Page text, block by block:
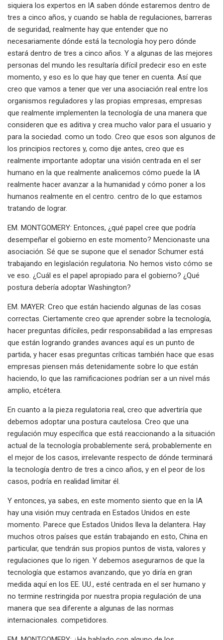
siquiera los expertos en IA saben dónde estaremos dentro de
tres a cinco años, y cuando se habla de regulaciones, barreras
de seguridad, realmente hay que entender que no
necesariamente dónde está la tecnología hoy pero dónde
estará dentro de tres a cinco años. Y a algunas de las mejores
personas del mundo les resultaría difícil predecir eso en este
momento, y eso es lo que hay que tener en cuenta. Así que
creo que vamos a tener que ver una asociación real entre los
organismos reguladores y las propias empresas, empresas
que realmente implementen la tecnología de una manera que
consideren que es aditiva y crea mucho valor para el usuario y
para la sociedad. como un todo. Creo que esos son algunos de
los principios rectores y, como dije antes, creo que es
realmente importante adoptar una visión centrada en el ser
humano en la que realmente analicemos cómo puede la IA
realmente hacer avanzar a la humanidad y cómo poner a los
humanos realmente en el centro. centro de lo que estamos
tratando de lograr.
EM. MONTGOMERY: Entonces, ¿qué papel cree que podría
desempeñar el gobierno en este momento? Mencionaste una
asociación. Sé que se supone que el senador Schumer está
trabajando en legislación regulatoria. No hemos visto cómo se
ve eso. ¿Cuál es el papel apropiado para el gobierno? ¿Qué
postura debería adoptar Washington?
EM. MAYER: Creo que están haciendo algunas de las cosas
correctas. Ciertamente creo que aprender sobre la tecnología,
hacer preguntas difíciles, pedir responsabilidad a las empresas
que están logrando grandes avances aquí es un punto de
partida, y hacer esas preguntas críticas también hace que esas
empresas piensen más detenidamente sobre lo que están
haciendo, lo que las ramificaciones podrían ser a un nivel más
amplio, etcétera.
En cuanto a la pieza regulatoria real, creo que advertiría que
debemos adoptar una postura cautelosa. Creo que una
regulación muy específica que está reaccionando a la situación
actual de la tecnología probablemente será, probablemente en
el mejor de los casos, irrelevante respecto de dónde terminará
la tecnología dentro de tres a cinco años, y en el peor de los
casos, podría en realidad limitar él.
Y entonces, ya sabes, en este momento siento que en la IA
hay una visión muy centrada en Estados Unidos en este
momento. Parece que Estados Unidos lleva la delantera. Hay
muchos otros países que están trabajando en esto, China en
particular, que tendrán sus propios puntos de vista, valores y
regulaciones que lo rigen. Y debemos asegurarnos de que la
tecnología que estamos avanzando, que yo diría en gran
medida aquí en los EE. UU., esté centrada en el ser humano y
no termine restringida por nuestra propia regulación de una
manera que sea diferente a algunas de las normas
internacionales. competidores.